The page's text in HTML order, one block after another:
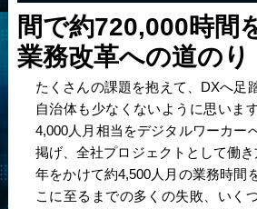
間で約720,000時間
業務改革への道のり
たくさんの課題を抱えて、DXへ足
自治体も少なくないように思いま
4,000人月相当をデジタルワーカー
掲げ、全社プロジェクトとして働
年をかけて約4,500人月の業務時間
こに至るまでの多くの失敗、いく